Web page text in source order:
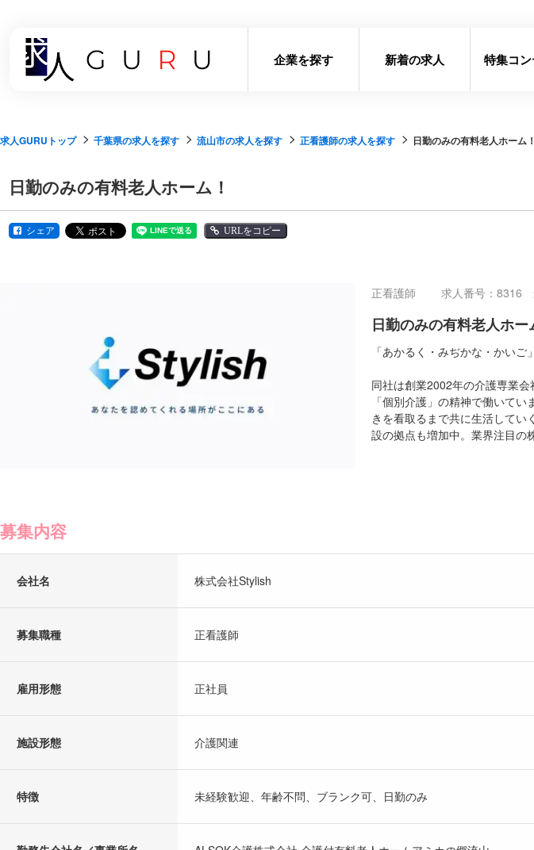
企業を探す 新着の求人 特集コ
求人GURUトップ 千葉県の求人を探す 流山市の求人を探す 正看護師の求人を探す 日勤のみの有料老人ホーム！
日勤のみの有料老人ホーム！
シェア URLをコピー
正看護師 求人番号：8316
日勤のみの有料老人ホー
「あかるく・みぢかな・かい
同社は創業2002年の介護専業
「個別介護」の精神で働いて
きを看取るまで共に生活して
設の拠点も増加中。業界注目の
募集内容
会社名 株式会社Stylish
募集職種 正看護師
雇用形態 正社員
施設形態 介護関連
特徴 未経験歓迎、年齢不問、ブランク可、日勤のみ